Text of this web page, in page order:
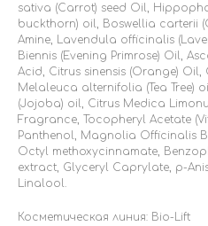
sativa (Carrot) seed Oil,
buckthorn) oil, Boswellia carterii
Amine, Lavendula officinalis
Biennis (Evening Primrose) Oil,
Acid, Citrus sinensis (Orange)
Melaleuca alternifolia (Tea Tree)
(Jojoba) oil, Citrus Medica
Fragrance, Tocopheryl Acetate
Panthenol, Magnolia Officinalis
Octyl methoxycinnamate,
extract, Glyceryl Caprylate, p-
Linalool.
Косметическая линия: Bio-Lift